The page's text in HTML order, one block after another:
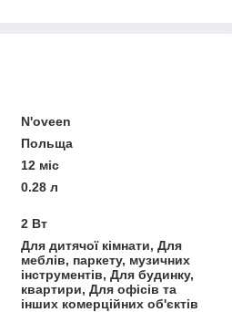
N'oveen
Польща
12 міс
0.28 л
2 Вт
Для дитячої кімнати, Для
меблів, паркету, музичних
інструментів, Для будинку,
квартири, Для офісів та
інших комерційних об'єктів